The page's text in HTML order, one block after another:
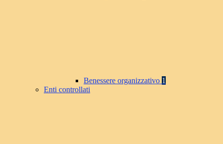
Benessere organizzativo 1
Enti controllati